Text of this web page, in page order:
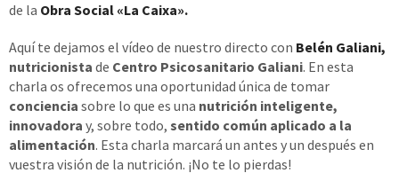
de la Obra Social «La Caixa».
Aquí te dejamos el vídeo de nuestro directo con Belén Galiani,
nutricionista de Centro Psicosanitario Galiani. En esta
charla os ofrecemos una oportunidad única de tomar
conciencia sobre lo que es una nutrición inteligente,
innovadora y, sobre todo, sentido común aplicado a la
alimentación. Esta charla marcará un antes y un después en
vuestra visión de la nutrición. ¡No te lo pierdas!